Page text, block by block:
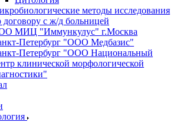
методы исследования
договору с ж/д больницей
МИЦ "Иммункулус" г.Москва
Петербург "ООО Медбазис"
Петербург "ООО Национальный
клинической морфологической